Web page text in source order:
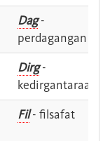
Dag-
perdagangan
Dirg-
kedirgantaraan
Fil- filsafat